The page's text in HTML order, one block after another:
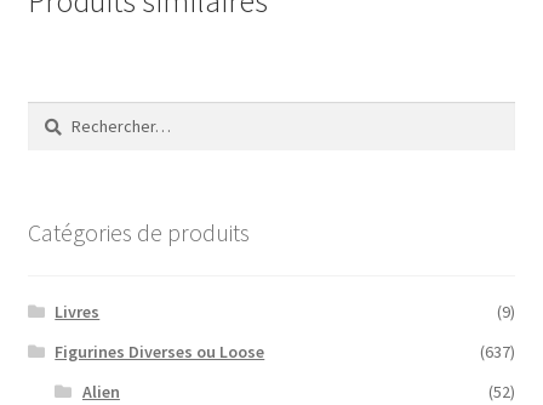
Rechercher :
Catégories de produits
Livres
(9)
Figurines Diverses ou Loose
(637)
Alien
(52)